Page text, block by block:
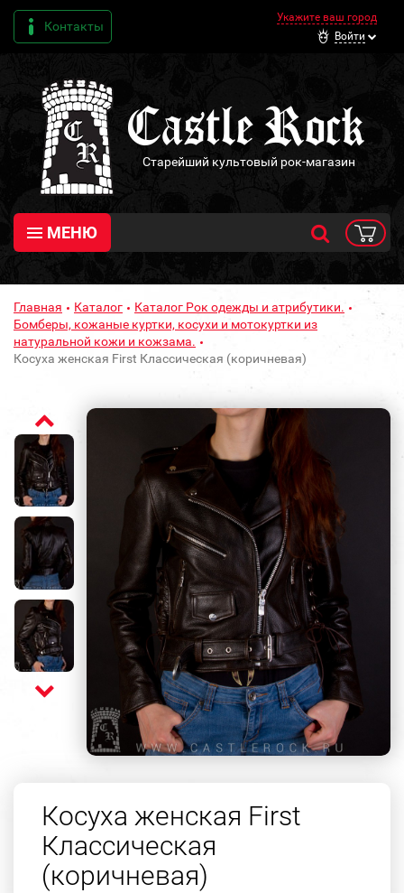
Контакты
Укажите ваш город
Войти
Старейший культовый рок-магазин
МЕНЮ
Главная Каталог
Каталог Рок одежды и атрибутики.
Бомберы, кожаные куртки, косухи и мотокуртки из
натуральной кожи и кожзама.
Косуха женская First Классическая (коричневая)
Косуха женская First
Классическая
(коричневая)